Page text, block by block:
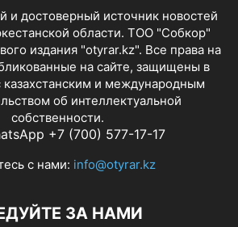
и достоверный источник новостей
области. ТОО "Собкор"
издания "otyrar.kz". Все права на
на сайте, защищены в
казахстанским и международным
об интеллектуальной
собственности.
+7 (700) 577-17-17
с нами: info@otyrar.kz
ЗА НАМИ